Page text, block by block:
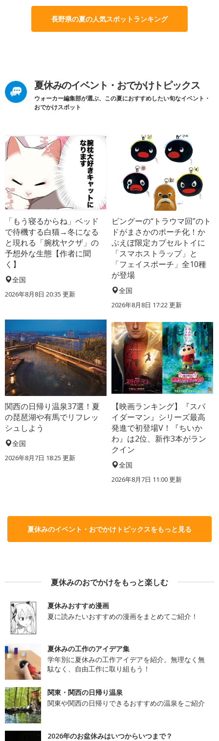
長野県の夏の人気スポットランキング
夏休みのイベント・おでかけトピックス
ウォーカー編集部が選ぶ、この夏におすすめしたい旬なイベント・
おでかけスポット
「もう寝るからね」ベッド
で待機する白猫→冬になる
と現れる「腕枕ヤクザ」の
予想外な生態【作者に聞
く】
全国
2026年8月8日 20:35 更新
ピングーの“トラウマ回”のト
ドがまさかのポーチ化！か
ぷえぼ限定カプセルトイに
「スマホストラップ」と
「フェイスポーチ」全10種
が登場
全国
2026年8月8日 17:22更新
関西の日帰り温泉37選！夏
の琵琶湖や有馬でリフレッ
シュしよう
全国
2026年8月7日 18:25 更新
【映画ランキング】『スパ
イダーマン』シリーズ最高
発進で初登場V！『ちいか
わ』は2位、新作3本がラン
クイン
全国
2026年8月7日 11:00更新
夏休みのイベント・おでかけトピックスをもっと見る
夏休みのおでかけをもっと楽しむ
夏休みおすすめ漫画
夏に読みたいおすすめの漫画をまとめてご紹介！
夏休みの工作のアイデア集
学年別に夏休みの工作アイデアを紹介。無理なく無
駄なく、自由工作に取り組もう！
関東・関西の日帰り温泉
関東や関西の日帰りできるおすすめの温泉をご紹介
2026年のお盆休みはいつからいつまで？